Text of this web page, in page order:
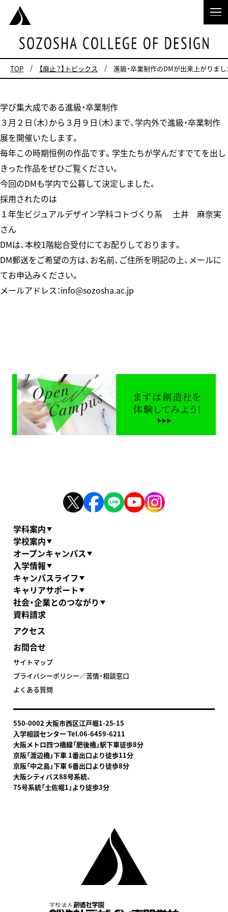
TOP 【廃止？】トピックス 進級・卒業制作のDMが出来上がりま
学び集大成である進級・卒業制作
３月２日（木）から３月９日（木）まで、学内外で進級・卒業制作
展を開催いたします。
毎年この時期恒例の作品です。学生たちが学んだすでてを出し
きった作品をぜひご覧ください。
今回のDMも学内で公募して決定しました。
採用されたのは
１年生ビジュアルデザイン学科コトづくり系 土井 麻奈実
さん
DMは、本校1階総合受付にてお配りしております。
DM郵送をご希望の方は、お名前、ご住所を明記の上、メールに
てお申込みください。
メールアドレス：info@sozosha.ac.jp
学科案内
学校案内
オープンキャンパス
入学情報
キャンパスライフ
キャリアサポート
社会・企業とのつながり
資料請求
アクセス
お問合せ
サイトマップ
プライバシーポリシー／苦情・相談窓口
よくある質問
550-0002 大阪市西区江戸堀1-25-15
入学相談センター Tel.06-6459-6211
大阪メトロ四つ橋線「肥後橋」駅下車徒歩8分
京阪「渡辺橋」下車 1番出口より徒歩11分
京阪「中之島」下車 6番出口より徒歩8分
大阪シティバス88号系統、
75号系統「土佐堀1」より徒歩3分